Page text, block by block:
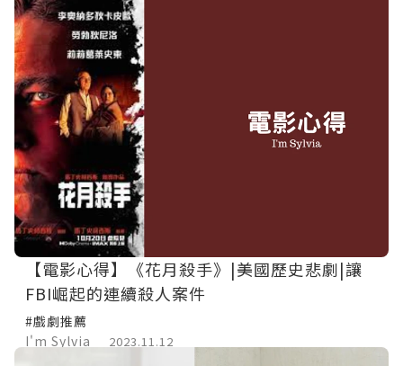
【電影心得】《花月殺手》|美國歷史悲劇|讓
FBI崛起的連續殺人案件
#戲劇推薦
I'm Sylvia
2023.11.12